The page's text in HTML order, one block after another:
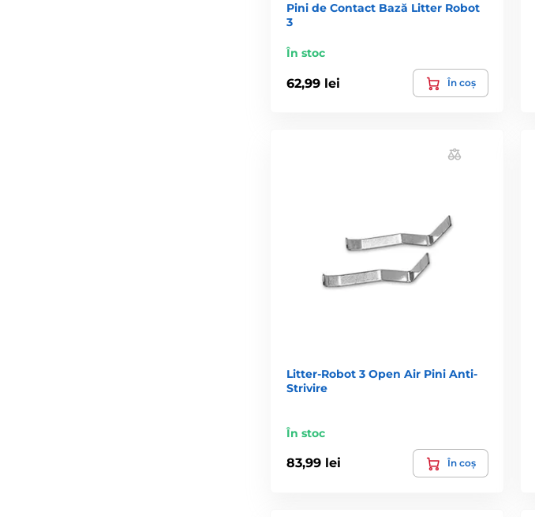
Pini de Contact Bază Litter Robot
3
În stoc
62,99 lei În coș
Litter-Robot 3 Open Air Pini Anti-
Strivire
În stoc
83,99 lei În coș